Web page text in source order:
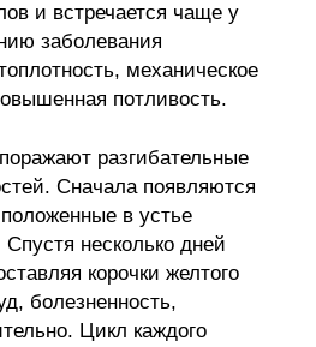
и встречается чаще у
заболевания
механическое
потливость.
разгибательные
Сначала появляются
в устье
Спустя несколько дней
корочки желтого
болезненность,
Цикл каждого